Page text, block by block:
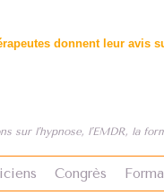
donnent leur avis
sur l'hypnose, l'EMDR, la
Congrès